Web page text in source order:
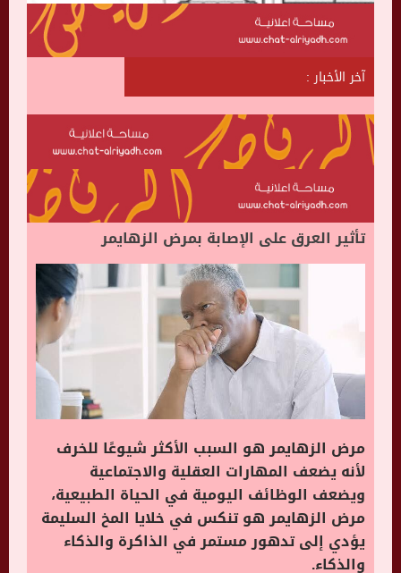
آخر الأخبار :
تأثير العرق على الإصابة بمرض الزهايمر
مرض الزهايمر هو السبب الأكثر شيوعًا للخرف
لأنه يضعف المهارات العقلية والاجتماعية
ويضعف الوظائف اليومية في الحياة الطبيعية،
مرض الزهايمر هو تنكس في خلايا المخ السليمة
يؤدي إلى تدهور مستمر في الذاكرة والذكاء
والذكاء.